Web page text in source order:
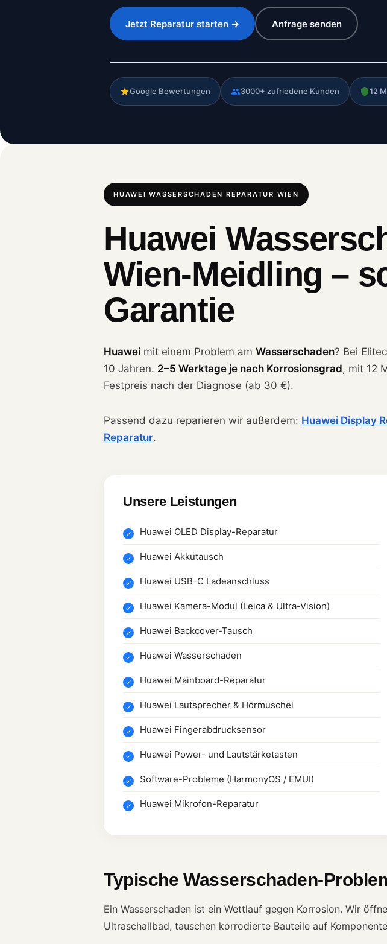
Jetzt Reparatur starten → Anfrage senden
Google Bewertungen 3000+ zufriedene Kunden 12
HUAWEI WASSERSCHADEN REPARATUR WIEN
Huawei
Wien-Meidling –
Garantie
Huawei mit einem Problem am Wasserschaden? Bei
10 Jahren. 2–5 Werktage je nach Korrosionsgrad, mit 12
Festpreis nach der Diagnose (ab 30 €).
Passend dazu reparieren wir außerdem: Huawei Display
Reparatur.
Unsere Leistungen
Huawei OLED Display-Reparatur
Huawei Akkutausch
Huawei USB-C Ladeanschluss
Huawei Kamera-Modul (Leica & Ultra-Vision)
Huawei Backcover-Tausch
Huawei Wasserschaden
Huawei Mainboard-Reparatur
Huawei Lautsprecher & Hörmuschel
Huawei Fingerabdrucksensor
Huawei Power- und Lautstärketasten
Software-Probleme (HarmonyOS / EMUI)
Huawei Mikrofon-Reparatur
Typische Wasserschaden-
Ein Wasserschaden ist ein Wettlauf gegen Korrosion. Wir
Ultraschallbad, tauschen korrodierte Bauteile auf